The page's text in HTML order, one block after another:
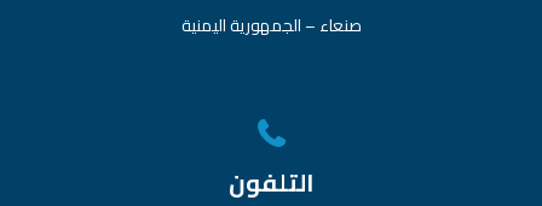
صنعاء – الجمهورية اليمنية
التلفون